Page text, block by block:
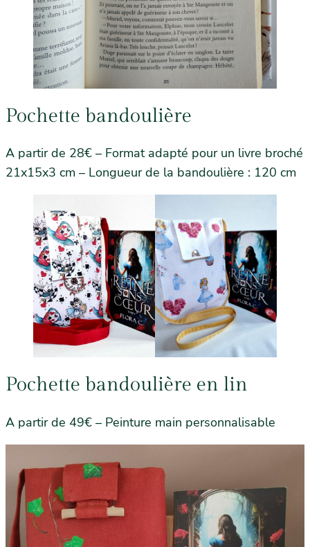
Pochette bandoulière
A partir de 28€ – Format adapté pour un livre broché
21x15x3 cm – Longueur de la bandoulière : 120 cm
Pochette bandoulière en lin
A partir de 49€ – Peinture main personnalisable